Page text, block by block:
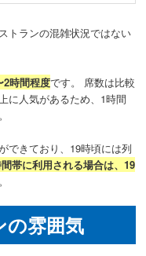
トランの混雑状況ではない
2時間程度です。 席数は比較
に人気があるため、1時間
できており、19時頃には列
帯に利用される場合は、19
の雰囲気